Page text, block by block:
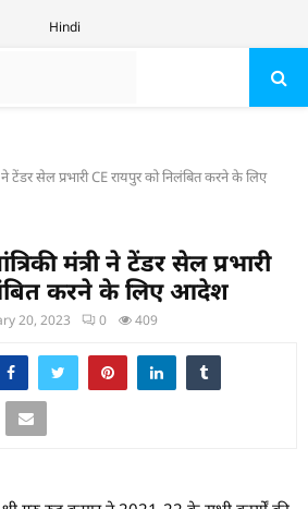
Hindi
ने टेंडर सेल प्रभारी CE रायपुर को निलंबित करने के लिए
मंत्री ने टेंडर सेल प्रभारी
करने के लिए आदेश
20, 2023 0 409